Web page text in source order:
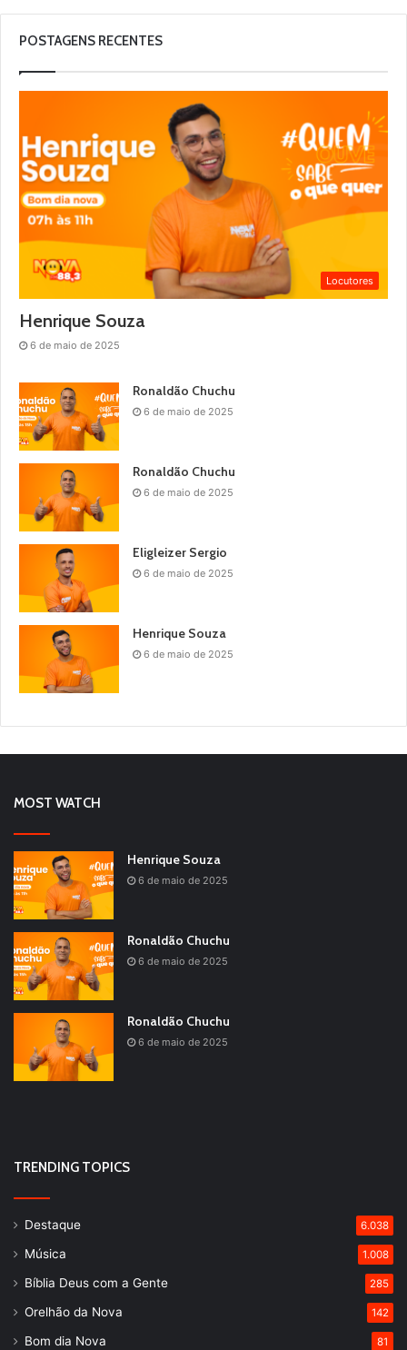
POSTAGENS RECENTES
Locutores
Henrique Souza
6 de maio de 2025
Ronaldão Chuchu
6 de maio de 2025
Ronaldão Chuchu
6 de maio de 2025
Eligleizer Sergio
6 de maio de 2025
Henrique Souza
6 de maio de 2025
MOST WATCH
Henrique Souza
6 de maio de 2025
Ronaldão Chuchu
6 de maio de 2025
Ronaldão Chuchu
6 de maio de 2025
TRENDING TOPICS
Destaque 6.038
Música 1.008
Bíblia Deus com a Gente 285
Orelhão da Nova 142
Bom dia Nova 81